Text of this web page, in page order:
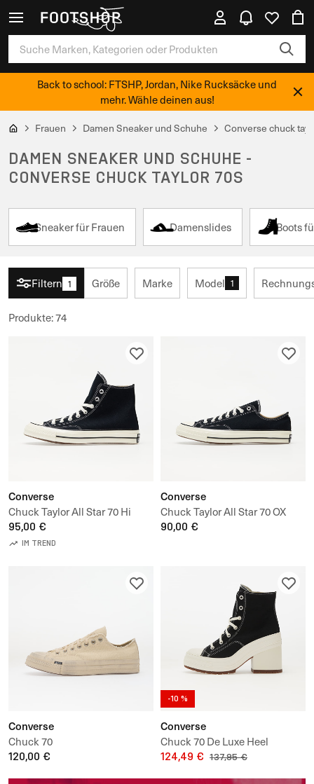
Back to school: FTSHP, Jordan, Nike Rucksäcke und
mehr. Wähle deinen aus!
Frauen Damen Sneaker und Schuhe Converse chuck
DAMEN SNEAKER UND SCHUHE -
CONVERSE CHUCK TAYLOR 70S
Sneaker für Frauen Damenslides Boots
Filtern 1 Größe Marke Model 1
Produkte:74
Converse
Chuck Taylor All Star 70 Hi
95,00 €
IM TREND
Converse
Chuck Taylor All Star 70 OX
90,00 €
Converse
Chuck 70
120,00 €
-10 %
Converse
Chuck 70 De Luxe Heel
124,49 € 137,95 €